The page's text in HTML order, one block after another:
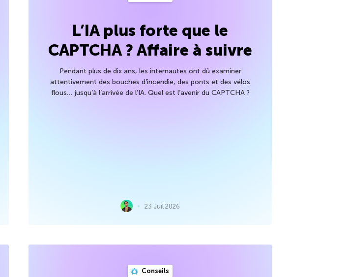
L’IA plus forte que le
CAPTCHA ? Affaire à suivre
Pendant plus de dix ans, les internautes ont dû examiner
attentivement des bouches d’incendie, des ponts et des vélos
flous… jusqu’à l’arrivée de l’IA. Quel est l’avenir du CAPTCHA ?
23 Juil 2026
Conseils